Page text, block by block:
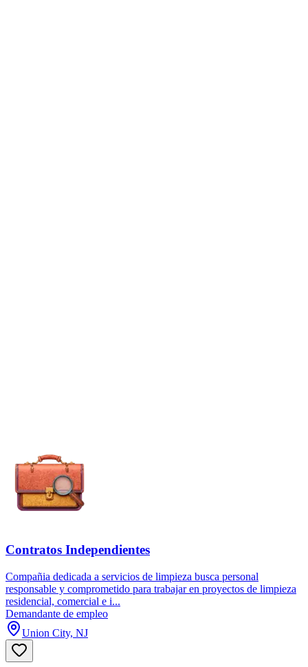
Contratos Independientes
Compañia dedicada a servicios de limpieza busca personal
responsable y comprometido para trabajar en proyectos de limpieza
residencial, comercial e i...
Demandante de empleo
Union City, NJ